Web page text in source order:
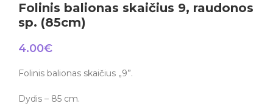
Folinis balionas skaičius 9, raudonos
sp. (85cm)
4.00€
Folinis balionas skaičius „9”.
Dydis – 85 cm.